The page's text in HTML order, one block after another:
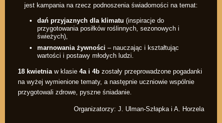
jest kampania na rzecz podnoszenia świadomości na temat:
dań przyjaznych dla klimatu (inspiracje do
przygotowania posiłków roślinnych, sezonowych i
świeżych),
marnowania żywności – nauczając i kształtując
wartości i postawy młodych ludzi.
18 kwietnia w klasie 4a i 4b zostały przeprowadzone pogadanki
na wyżej wymienione tematy, a następnie uczniowie wspólnie
przygotowali zdrowe, pyszne śniadanie.
Organizatorzy: J. Ulman-Szłapka i A. Horzela